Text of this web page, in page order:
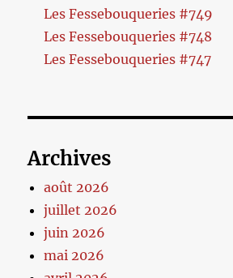
Les Fessebouqueries #749
Les Fessebouqueries #748
Les Fessebouqueries #747
Archives
août 2026
juillet 2026
juin 2026
mai 2026